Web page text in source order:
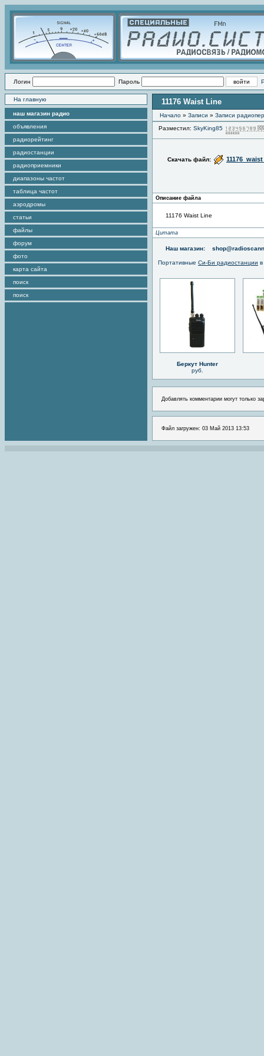
Логин Пароль
На главную
наш магазин радио
объявления
радиорейтинг
радиостанции
радиоприемники
диапазоны частот
таблица частот
аэродромы
статьи
файлы
форум
фото
карта сайта
поиск
поиск
11176 Waist Line
Начало » Записи » Записи
Разместил: SkyKing85
Скачать файл:
Описание файла
11176 Waist Line
Цитата
Наш магазин:
Портативные Си-Би радиостанции
Беркут Hunter
руб.
Добавлять комментарии могут только
Файл загружен: 03 Май 2013 13:53